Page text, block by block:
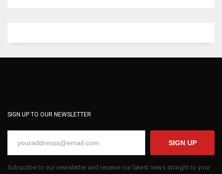
SIGN UP TO OUR NEWSLETTER
SIGN UP
Subscribe to our newsletter and receive our latest news straight to your